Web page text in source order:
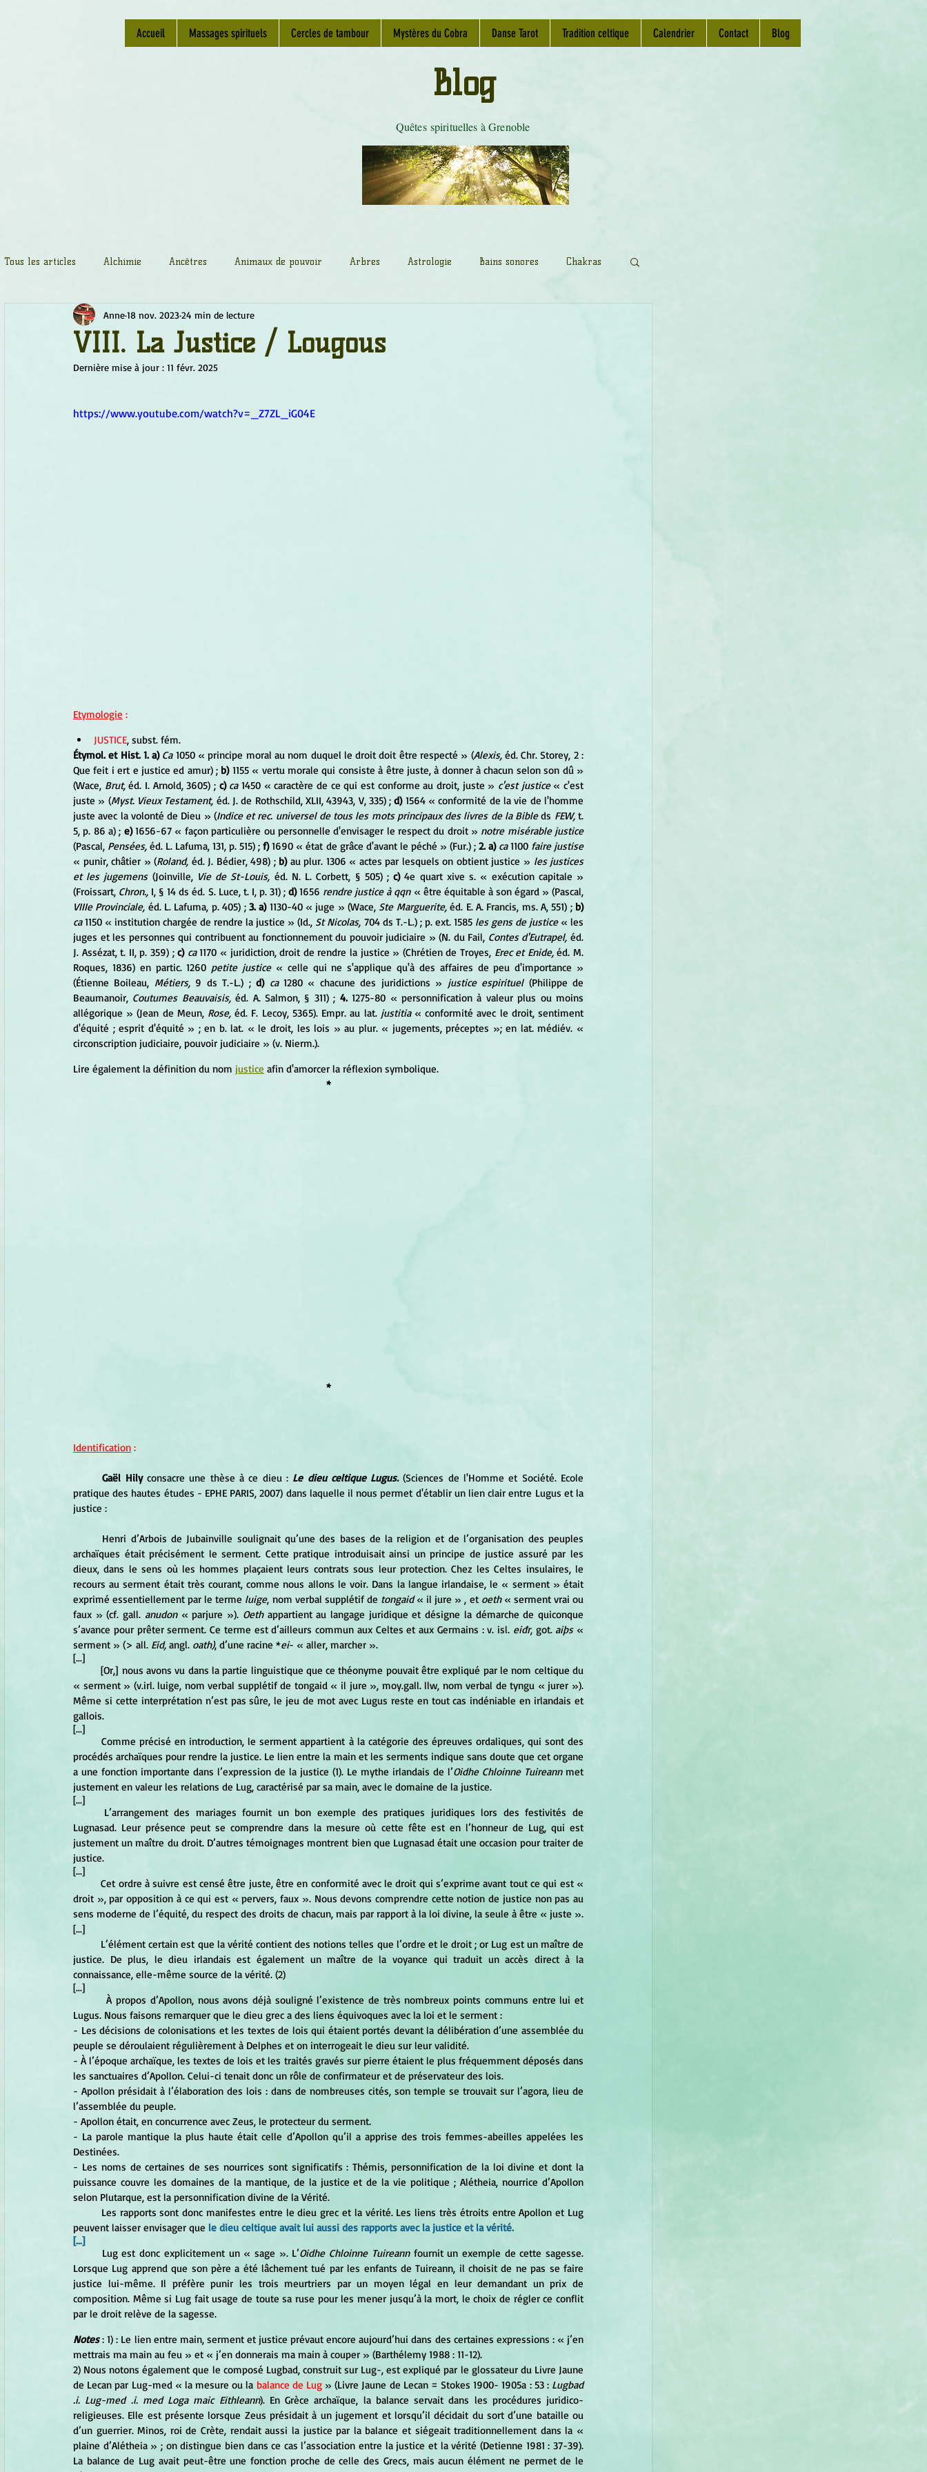
Accueil Massages spirituels Cercles de tambour Mystères du Cobra Danse Tarot Tradition celtique Calendrier Contact Blog
Quêtes spirituelles à Grenoble
Blog
Tous les articles Alchimie Ancêtres Animaux de pouvoir Arbres Astrologie Bains sonores Chakras
Chamanisme Champignons Conscience
Fleurs de Bach Géométrie sacrée
VIII. La Justice / Lougous
Anne18 nov. 202324 min de lecture
Dernière mise à jour : 11 févr. 2025
https://www.youtube.com/watch?v=_Z7ZL_iG04E
Etymologie :
JUSTICE, subst. fém.
Étymol. et Hist. 1. a) Ca 1050 « principe moral au nom duquel le droit doit être respecté » (Alexis, éd. Chr. Storey, 2 :
Que feit i ert e justice ed amur) ; b) 1155 « vertu morale qui consiste à être juste, à donner à chacun selon son dû »
(Wace, Brut, éd. I. Arnold, 3605) ; c) ca 1450 « caractère de ce qui est conforme au droit, juste » c'est justice « c'est
juste » (Myst. Vieux Testament, éd. J. de Rothschild, XLII, 43943, V, 335) ; d) 1564 « conformité de la vie de l'homme
juste avec la volonté de Dieu » (Indice et rec. universel de tous les mots principaux des livres de la Bible ds FEW, t.
5, p. 86 a) ; e) 1656-67 « façon particulière ou personnelle d'envisager le respect du droit »
notre misérable justice
(Pascal, Pensées, éd. L. Lafuma, 131, p. 515) ; f) 1690 « état de grâce d'avant le péché » (Fur.) ; 2. a) ca 1100
faire justise
« punir, châtier » (Roland, éd. J. Bédier, 498) ; b) au plur. 1306 « actes par lesquels on obtient justice » les justices
et les jugemens (Joinville, Vie de St-Louis, éd. N. L. Corbett, § 505) ; c) 4e quart xive s. « exécution capitale »
(Froissart, Chron., I, § 14 ds éd. S. Luce, t. I, p. 31) ; d) 1656 rendre justice à qqn
VIIIe Provinciale, éd. L. Lafuma, p. 405) ; 3. a) 1130-40 « juge » (Wace, Ste Marguerite, éd. E. A. Francis, ms. A, 551) ; b)
ca 1150 « institution chargée de rendre la justice » (Id., St Nicolas, 704 ds T.-L.) ; p. ext. 1585 les gens de justice « les
juges et les personnes qui contribuent au fonctionnement du pouvoir judiciaire » (N. du Fail, Contes d'Eutrapel, éd.
J. Assézat, t. II, p. 359) ; c) ca 1170 « juridiction, droit de rendre la justice » (Chrétien de Troyes, Erec et Enide, éd. M.
Roques, 1836) en partic. 1260 petite justice « celle qui ne s'applique qu'à des affaires de peu d'importance »
(Étienne Boileau, Métiers, 9 ds T.-L.) ; d) ca 1280 « chacune des juridictions » justice espirituel (Philippe de
Beaumanoir, Coutumes Beauvaisis, éd. A. Salmon, § 311) ; 4. 1275-80 « personnification à valeur plus ou moins
allégorique » (Jean de Meun, Rose, éd. F. Lecoy, 5365). Empr. au lat. justitia « conformité avec le droit, sentiment
d'équité ; esprit d'équité » ; en b. lat. « le droit, les lois » au plur. « jugements, préceptes »; en lat. médiév. «
circonscription judiciaire, pouvoir judiciaire » (v. Nierm.).
Lire également la définition du nom justice afin d'amorcer la réflexion symbolique.
*
*
Identification :
Gaël Hily consacre une thèse à ce dieu : Le dieu celtique Lugus. (Sciences de l'Homme et Société. Ecole
pratique des hautes études - EPHE PARIS, 2007) dans laquelle il nous permet d'établir un lien clair entre Lugus et la
justice :
archaïques était précisément le serment. Cette pratique introduisait ainsi un principe de justice assuré par les
dieux, dans le sens où les hommes plaçaient leurs contrats sous leur protection. Chez les Celtes insulaires, le
recours au serment était très courant, comme nous allons le voir. Dans la langue irlandaise, le « serment » était
exprimé essentiellement par le terme luige, nom verbal supplétif de tongaid « il jure » , et oeth « serment vrai ou
faux » (cf. gall. anudon « parjure »). Oeth appartient au langage juridique et désigne la démarche de quiconque
s’avance pour prêter serment. Ce terme est d’ailleurs commun aux Celtes et aux Germains : v. isl. eiđr, got. aiþs «
serment » (> all. Eid, angl. oath), d’une racine *ei- « aller, marcher ».
[...]
	[Or,] nous avons vu dans la partie linguistique que ce théonyme pouvait être expliqué par le nom celtique du
« serment » (v.irl. luige, nom verbal supplétif de tongaid « il jure », moy.gall. llw, nom verbal de tyngu « jurer »).
Même si cette interprétation n’est pas sûre, le jeu de mot avec Lugus reste en tout cas indéniable en irlandais et
gallois.
[...]
	Comme précisé en introduction, le serment appartient à la catégorie des épreuves ordaliques, qui sont des
procédés archaïques pour rendre la justice. Le lien entre la main et les serments indique sans doute que cet organe
a une fonction importante dans l’expression de la justice (1). Le mythe irlandais de l’Oidhe Chloinne Tuireann met
justement en valeur les relations de Lug, caractérisé par sa main, avec le domaine de la justice.
[...]
Lugnasad. Leur présence peut se comprendre dans la mesure où cette fête est en l’honneur de Lug, qui est
justement un maître du droit. D’autres témoignages montrent bien que Lugnasad était une occasion pour traiter de
justice.
[...]
	Cet ordre à suivre est censé être juste, être en conformité avec le droit qui s’exprime avant tout ce qui est «
droit », par opposition à ce qui est « pervers, faux ». Nous devons comprendre cette notion de justice non pas au
sens moderne de l’équité, du respect des droits de chacun, mais par rapport à la loi divine, la seule à être « juste ».
[...]
justice. De plus, le dieu irlandais est également un maître de la voyance qui traduit un accès direct à la
connaissance, elle-même source de la vérité. (2)
[...]
Lugus. Nous faisons remarquer que le dieu grec a des liens équivoques avec la loi et le serment :
- Les décisions de colonisations et les textes de lois qui étaient portés devant la délibération d’une assemblée du
peuple se déroulaient régulièrement à Delphes et on interrogeait le dieu sur leur validité.
- À l’époque archaïque, les textes de lois et les traités gravés sur pierre étaient le plus fréquemment déposés dans
les sanctuaires d’Apollon. Celui-ci tenait donc un rôle de confirmateur et de préservateur des lois.
- Apollon présidait à l’élaboration des lois : dans de nombreuses cités, son temple se trouvait sur l’agora, lieu de
l’assemblée du peuple.
- Apollon était, en concurrence avec Zeus, le protecteur du serment.
- La parole mantique la plus haute était celle d’Apollon qu’il a apprise des trois femmes-abeilles appelées les
Destinées.
- Les noms de certaines de ses nourrices sont significatifs : Thémis, personnification de la loi divine et dont la
puissance couvre les domaines de la mantique, de la justice et de la vie politique ; Alétheia, nourrice d’Apollon
selon Plutarque, est la personnification divine de la Vérité.
peuvent laisser envisager que le dieu celtique avait lui aussi des rapports avec la justice et la vérité.
[...]
Lug est donc explicitement un « sage ». L’Oidhe Chloinne Tuireann fournit un exemple de cette sagesse.
Lorsque Lug apprend que son père a été lâchement tué par les enfants de Tuireann, il choisit de ne pas se faire
justice lui-même. Il préfère punir les trois meurtriers par un moyen légal en leur demandant un prix de
composition. Même si Lug fait usage de toute sa ruse pour les mener jusqu’à la mort, le choix de régler ce conflit
par le droit relève de la sagesse.
Notes : 1) : Le lien entre main, serment et justice prévaut encore aujourd’hui dans des certaines expressions : « j’en
mettrais ma main au feu » et « j’en donnerais ma main à couper » (Barthélemy 1988 : 11-12).
2) Nous notons également que le composé Lugbad, construit sur Lug-, est expliqué par le glossateur du Livre Jaune
de Lecan par Lug-med « la mesure ou la balance de Lug » (Livre Jaune de Lecan = Stokes 1900- 1905a : 53 : Lugbad
.i. Lug-med .i. med Loga maic Eithleann). En Grèce archaïque, la balance servait dans les procédures juridico-
religieuses. Elle est présente lorsque Zeus présidait à un jugement et lorsqu’il décidait du sort d’une bataille ou
d’un guerrier. Minos, roi de Crète, rendait aussi la justice par la balance et siégeait traditionnellement dans la «
plaine d’Alétheia » ; on distingue bien dans ce cas l’association entre la justice et la vérité (Detienne 1981 : 37-39).
La balance de Lug avait peut-être une fonction proche de celle des Grecs, mais aucun élément ne permet de le